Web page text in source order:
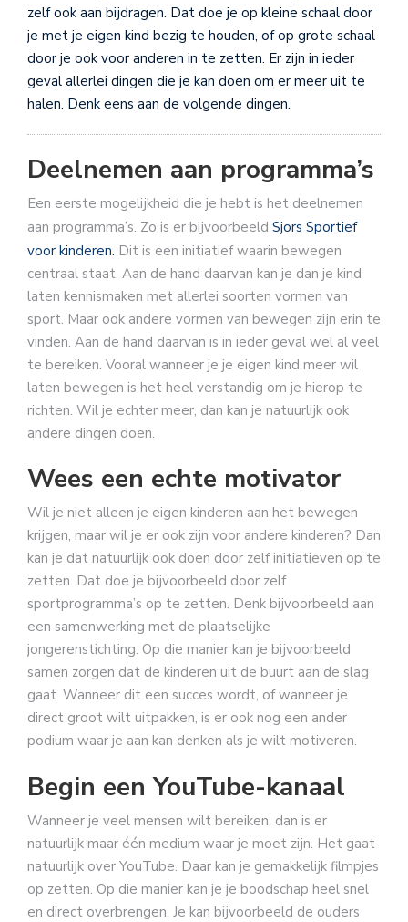
zelf ook aan bijdragen. Dat doe je op kleine schaal door
je met je eigen kind bezig te houden, of op grote schaal
door je ook voor anderen in te zetten. Er zijn in ieder
geval allerlei dingen die je kan doen om er meer uit te
halen. Denk eens aan de volgende dingen.
Deelnemen aan programma’s
Een eerste mogelijkheid die je hebt is het deelnemen
aan programma’s. Zo is er bijvoorbeeld Sjors Sportief
voor kinderen. Dit is een initiatief waarin bewegen
centraal staat. Aan de hand daarvan kan je dan je kind
laten kennismaken met allerlei soorten vormen van
sport. Maar ook andere vormen van bewegen zijn erin te
vinden. Aan de hand daarvan is in ieder geval wel al veel
te bereiken. Vooral wanneer je je eigen kind meer wil
laten bewegen is het heel verstandig om je hierop te
richten. Wil je echter meer, dan kan je natuurlijk ook
andere dingen doen.
Wees een echte motivator
Wil je niet alleen je eigen kinderen aan het bewegen
krijgen, maar wil je er ook zijn voor andere kinderen? Dan
kan je dat natuurlijk ook doen door zelf initiatieven op te
zetten. Dat doe je bijvoorbeeld door zelf
sportprogramma’s op te zetten. Denk bijvoorbeeld aan
een samenwerking met de plaatselijke
jongerenstichting. Op die manier kan je bijvoorbeeld
samen zorgen dat de kinderen uit de buurt aan de slag
gaat. Wanneer dit een succes wordt, of wanneer je
direct groot wilt uitpakken, is er ook nog een ander
podium waar je aan kan denken als je wilt motiveren.
Begin een YouTube-kanaal
Wanneer je veel mensen wilt bereiken, dan is er
natuurlijk maar één medium waar je moet zijn. Het gaat
natuurlijk over YouTube. Daar kan je gemakkelijk filmpjes
op zetten. Op die manier kan je je boodschap heel snel
en direct overbrengen. Je kan bijvoorbeeld de ouders